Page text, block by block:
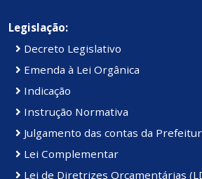
Legislação:
Decreto Legislativo
Emenda à Lei Orgânica
Indicação
Instrução Normativa
Julgamento das contas da
Lei Complementar
Lei de Diretrizes Orçamentárias